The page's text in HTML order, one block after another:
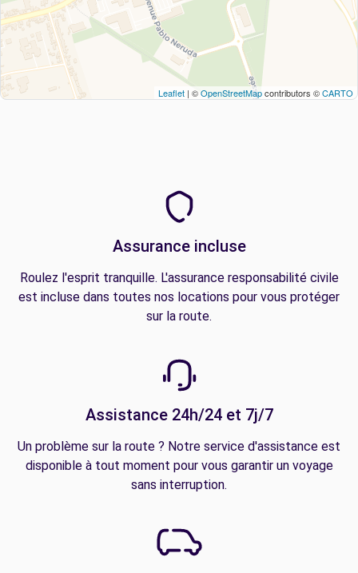
Leaflet | ©OpenStreetMapcontributors ©CARTO
Assurance incluse
Roulez l'esprit tranquille. L'assurance responsabilité civile
est incluse dans toutes nos locations pour vous protéger
sur la route.
Assistance 24h/24 et 7j/7
Un problème sur la route ? Notre service d'assistance est
disponible à tout moment pour vous garantir un voyage
sans interruption.